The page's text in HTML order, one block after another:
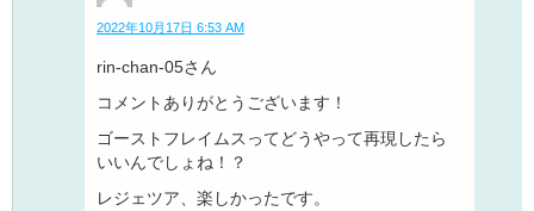
2022年10月17日 6:53 AM
rin-chan-05さん
コメントありがとうございます！
ゴーストフレイムスってどうやって再現したら
いいんでしょね！？
レジェツア、楽しかったです。